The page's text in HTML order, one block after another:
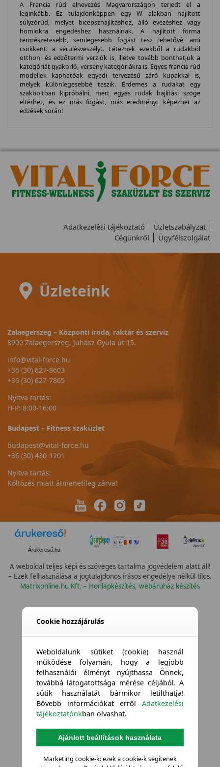
A Francia rúd elnevezés Magyarországon terjedt el a
leginkább. Ez tulajdonképpen egy W alakban hajlított
súlyzórúd, melyet bicepszhajlításhoz, álló evezéshez vagy
homlokra engedéshez használnak. A hajlított forma
természetesebb, semlegesebb fogást tesz lehetővé, ami
csökkenti a sérülésveszélyt. Léteznek ezekből a rudakból
otthoni és edzőtermi verziók is, illetve tovább bonthatjuk a
kategóriát gyakorló, verseny kategóriákra is. Egyes francia rúd
modellek kaphatóak egyedi tervezésű záró kupakkal is,
melyek különlegesebbé teszik. Érdemes a rudakat egy
szakboltban kipróbálni, mert egyes rudak hajlítási szöge
eltérhet, és ez más fogást, más eredményt képezhet az
edzések során!
Adatkezelési tájékoztató
Üzletszabályzat
Cégünkről
Ügyfélszolgálat
Üzleteink
Zalaegerszeg – Központi iroda, raktár és szerviz
8900 Zalaegerszeg, Juhász Gyula út 15.
info@vital-force.hu
+36 (30) 627-8603
+36 (30) 627-7865
Nyitva tartás:
H-P: 8:00-16:00
Budapest – Fitness szaküzlet
budapest@vital-force.hu
+36 (30) 430-1201
Nyitva tartás:
Költözés miatt átmenetileg zárva!
Árukereső.hu
A weboldal teljes képi és szöveges tartalma jogvédelem alatt áll!
– Ezek felhasználása a jogtulajdonos írásos engedélye nélkül tilos.
Matrixonline.hu Kft. – Honlapkészítés, webáruház készítés
Cookie hozzájárulás
Weboldalunk sütiket (cookie) használ
működése folyamán, hogy a legjobb
felhasználói élményt nyújthassa Önnek,
továbbá látogatottsága mérése céljából. A
sütik használatát bármikor letilthatja!
Bővebb információkat errőlAdatkezelési
tájékoztatónkban olvashat.
Ajánlott beállítások használata
Marketing cookie-k: ezek a cookie-k segítenek